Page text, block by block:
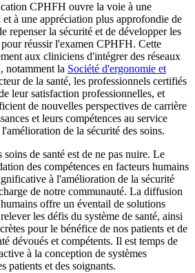
CPHFH ouvre la voie à une
à une appréciation plus approfondie de
repenser la sécurité et de développer les
pour réussir l'examen CPHFH. Cette
aux cliniciens d'intégrer des réseaux
notamment la Société d'ergonomie et
de la santé, les professionnels certifiés
leur satisfaction professionnelles, et
de nouvelles perspectives de carrière
et leurs compétences au service
de la sécurité des soins.
de santé est de ne pas nuire. Le
des compétences en facteurs humains
à l'amélioration de la sécurité
de notre communauté. La diffusion
offre un éventail de solutions
les défis du système de santé, ainsi
pour le bénéfice de nos patients et de
dévoués et compétents. Il est temps de
à la conception de systèmes
patients et des soignants.